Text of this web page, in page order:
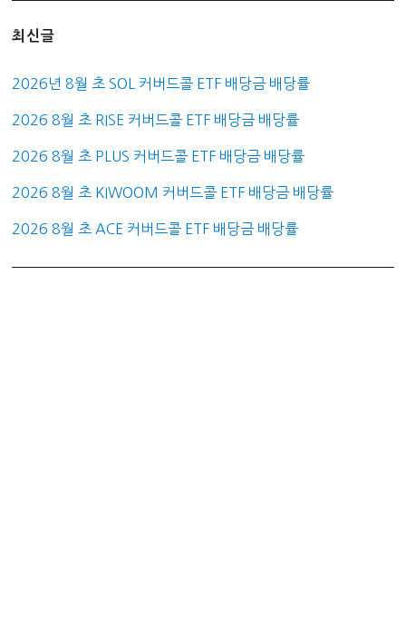
최신글
2026년 8월 초 SOL 커버드콜 ETF 배당금 배당률
2026 8월 초 RISE 커버드콜 ETF 배당금 배당률
2026 8월 초 PLUS 커버드콜 ETF 배당금 배당률
2026 8월 초 KIWOOM 커버드콜 ETF 배당금 배당률
2026 8월 초 ACE 커버드콜 ETF 배당금 배당률